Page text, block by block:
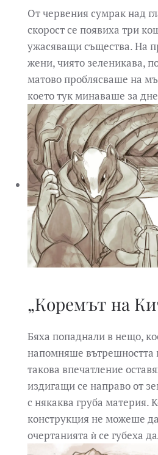
От червения сумрак над
скорост се появиха три
ужасяващи същества. На
жени, чиято зеленикава,
матово проблясваше на
което тук минаваше за
„Коремът на
Бяха попаднали в нещо,
напомняше вътрешността
такова впечатление
издигащи се направо от
с някаква груба материя.
конструкция не можеше
очертанията ѝ се губеха